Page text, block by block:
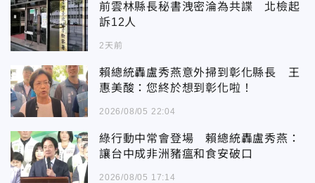
前雲林縣長秘書洩密淪為共諜 北檢起
訴12人
2天前
賴總統轟盧秀燕意外掃到彰化縣長 王
惠美酸：您終於想到彰化啦！
2026/08/05 22:04
綠行動中常會登場 賴總統轟盧秀燕：
讓台中成非洲豬瘟和食安破口
2026/08/05 17:14